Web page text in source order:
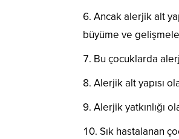
Ancak alerjik alt
büyüme ve
Bu çocuklarda
Alerjik alt yapısı
Alerjik yatkınlığı
Sık hastalanan